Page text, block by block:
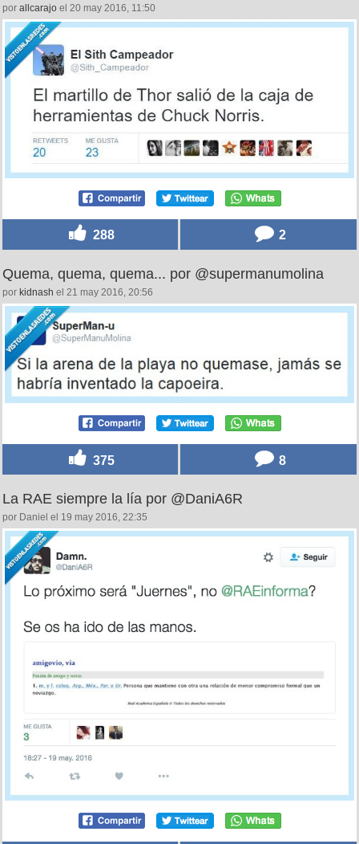
por allcarajo el 20 may 2016, 11:50
288 2
Quema, quema, quema... por @supermanumolina
por kidnash el 21 may 2016, 20:56
375 8
La RAE siempre la lía por @DaniA6R
por Daniel el 19 may 2016, 22:35